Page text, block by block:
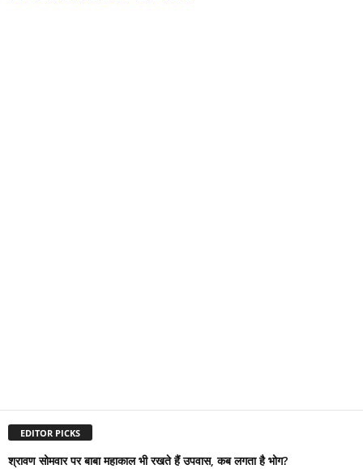
EDITOR PICKS
श्रावण सोमवार पर बाबा महाकाल भी रखते हैं उपवास, कब लगता है भोग?